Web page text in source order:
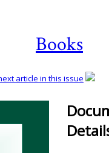
Books
article in this issue